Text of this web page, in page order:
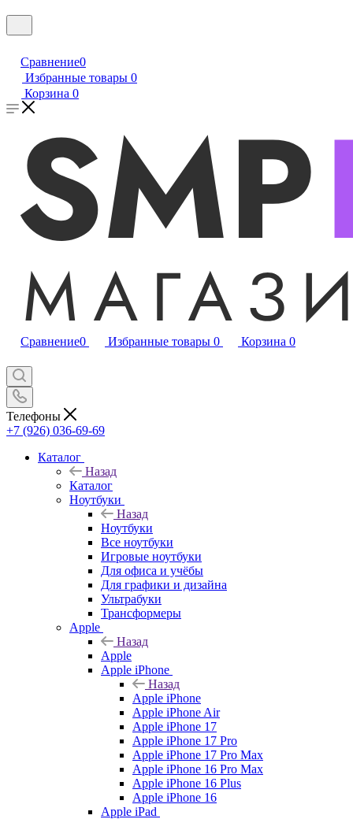
Сравнение0
Избранные товары 0
Корзина 0
Сравнение0 Избранные товары 0 Корзина 0
Телефоны
+7 (926) 036-69-69
Каталог
Назад
Каталог
Ноутбуки
Назад
Ноутбуки
Все ноутбуки
Игровые ноутбуки
Для офиса и учёбы
Для графики и дизайна
Ультрабуки
Трансформеры
Apple
Назад
Apple
Apple iPhone
Назад
Apple iPhone
Apple iPhone Air
Apple iPhone 17
Apple iPhone 17 Pro
Apple iPhone 17 Pro Max
Apple iPhone 16 Pro Max
Apple iPhone 16 Plus
Apple iPhone 16
Apple iPad